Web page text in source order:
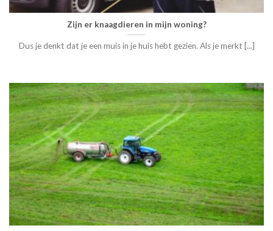
Zijn er knaagdieren in mijn woning?
Dus je denkt dat je een muis in je huis hebt gezien. Als je merkt [...]